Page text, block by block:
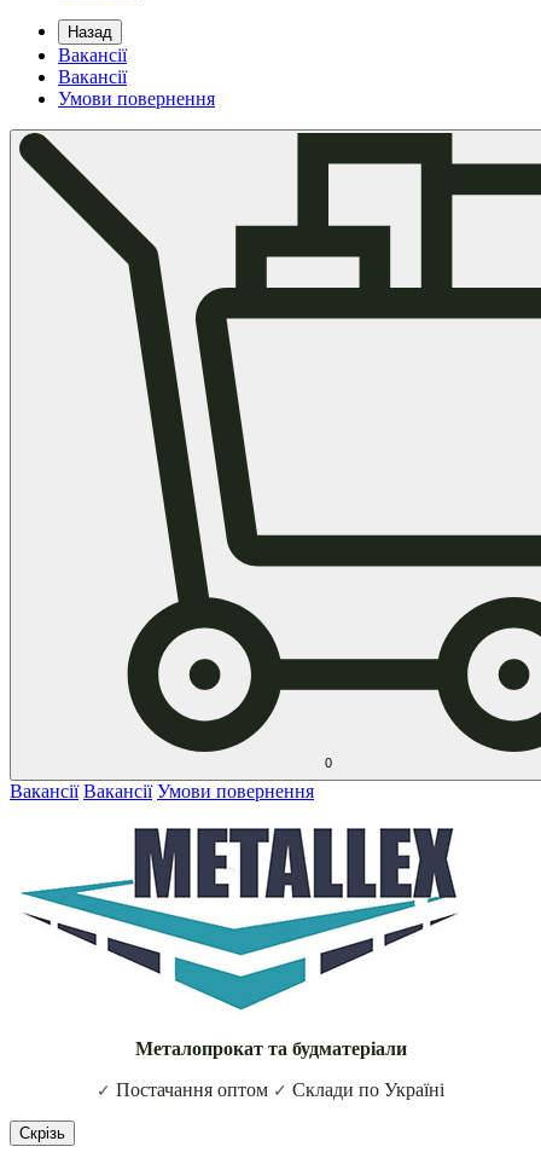
Назад
Вакансії
Вакансії
Умови повернення
0
Вакансії Вакансії Умови повернення
Металопрокат та будматеріали
✓ Постачання оптом ✓ Склади по Україні
Скрізь